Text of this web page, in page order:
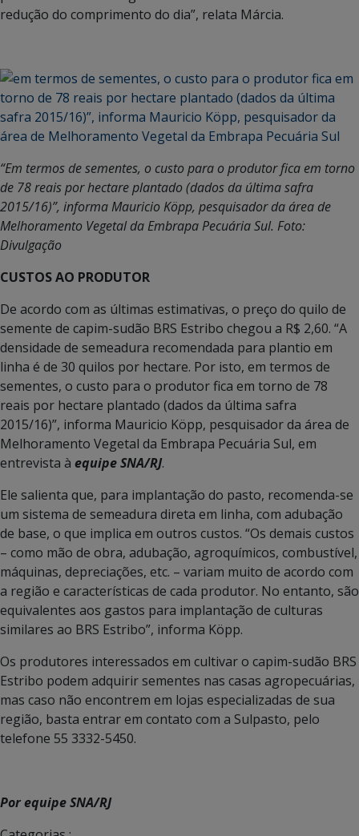
redução do comprimento do dia”, relata Márcia.
“Em termos de sementes, o custo para o produtor fica em torno
de 78 reais por hectare plantado (dados da última safra
2015/16)”, informa Mauricio Köpp, pesquisador da área de
Melhoramento Vegetal da Embrapa Pecuária Sul. Foto:
Divulgação
CUSTOS AO PRODUTOR
De acordo com as últimas estimativas, o preço do quilo de
semente de capim-sudão BRS Estribo chegou a R$ 2,60. “A
densidade de semeadura recomendada para plantio em
linha é de 30 quilos por hectare. Por isto, em termos de
sementes, o custo para o produtor fica em torno de 78
reais por hectare plantado (dados da última safra
2015/16)”, informa Mauricio Köpp, pesquisador da área de
Melhoramento Vegetal da Embrapa Pecuária Sul, em
entrevista à equipe SNA/RJ.
Ele salienta que, para implantação do pasto, recomenda-se
um sistema de semeadura direta em linha, com adubação
de base, o que implica em outros custos. “Os demais custos
– como mão de obra, adubação, agroquímicos, combustível,
máquinas, depreciações, etc. – variam muito de acordo com
a região e características de cada produtor. No entanto, são
equivalentes aos gastos para implantação de culturas
similares ao BRS Estribo”, informa Köpp.
Os produtores interessados em cultivar o capim-sudão BRS
Estribo podem adquirir sementes nas casas agropecuárias,
mas caso não encontrem em lojas especializadas de sua
região, basta entrar em contato com a Sulpasto, pelo
telefone 55 3332-5450.
Por equipe SNA/RJ